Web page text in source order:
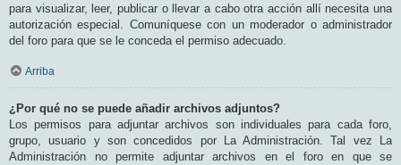
para visualizar, leer, publicar o llevar a cabo otra acción allí necesita una
autorización especial. Comuníquese con un moderador o administrador
del foro para que se le conceda el permiso adecuado.
Arriba
¿Por qué no se puede añadir archivos adjuntos?
Los permisos para adjuntar archivos son individuales para cada foro,
grupo, usuario y son concedidos por La Administración. Tal vez La
Administración no permite adjuntar archivos en el foro en que se